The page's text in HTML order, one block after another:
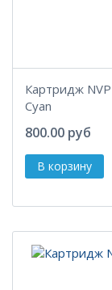
Картридж
Cyan
800.00 руб